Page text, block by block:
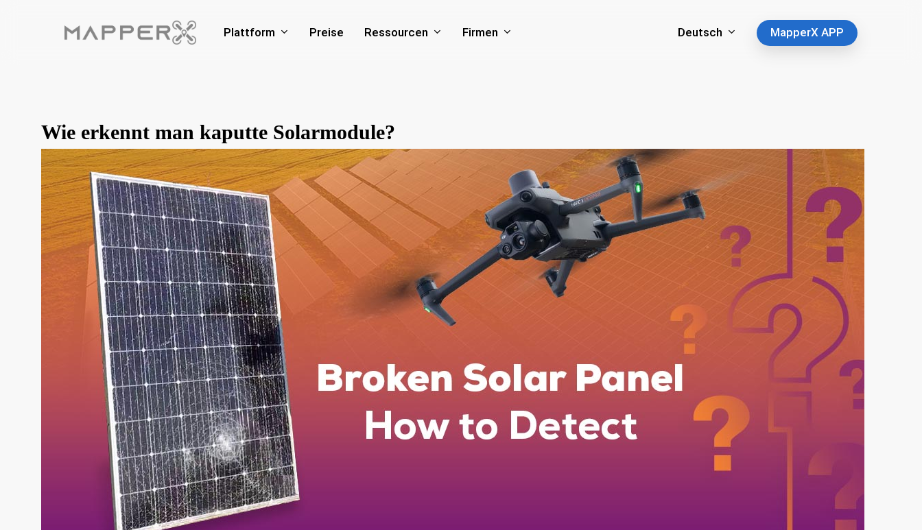
Plattform Preise Ressourcen Firmen Deutsch MapperX APP
Wie erkennt man kaputte Solarmodule?